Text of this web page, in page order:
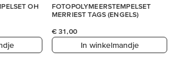
OH
FOTOPOLYMEERSTEMPELSET
MERRIEST TAGS (ENGELS)
€ 31,00
In winkelmandje